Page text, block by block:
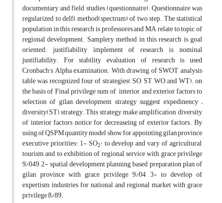
documentary and field studies (questionnaire). Questionnaire was
regularized to delfi method(spectrum) of two step. The statistical
population in this research is professores and MA relate to topic of
regional development. Samplery method in this research is goal
oriented. justifiability implement of research is nominal
justifiability. For stability evaluation of research is used
Cronbach's Alpha examination. With drawing of SWOT analysis
table was recognized four of strategies( SO, ST, WO and WT). on
the basis of Final privilege sum of interior and exterior factors to
selection of gilan development strategy suggest expedinency –
diversity(ST) strategy. This strategy make amplification, diversity
of interior factors notice for decreaseing of exterior factors. By
using of QSPM quantity model show for appointing gilan province
executive priorities: 1- SO2: to develop and vary of agricultural,
tourism and to exhibition of regional service with grace privilege
9/049, 2- spatial development planning based preparation plan of
gilan province with grace privilege 9/04, 3- to develop of
expertism industries for national and regional market with grace
privilege 8/89.